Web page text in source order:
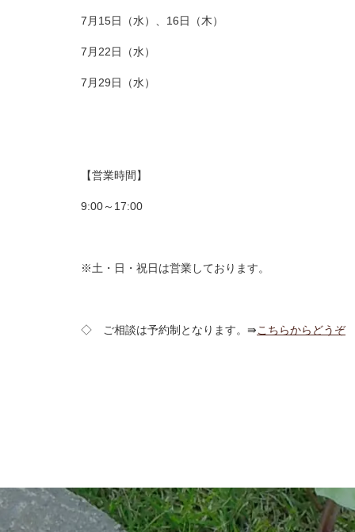
7月15日（水）、16日（木）
7月22日（水）
7月29日（水）
【営業時間】
9:00～17:00
※土・日・祝日は営業しております。
◇ ご相談は予約制となります。⇛こちらからどうぞ